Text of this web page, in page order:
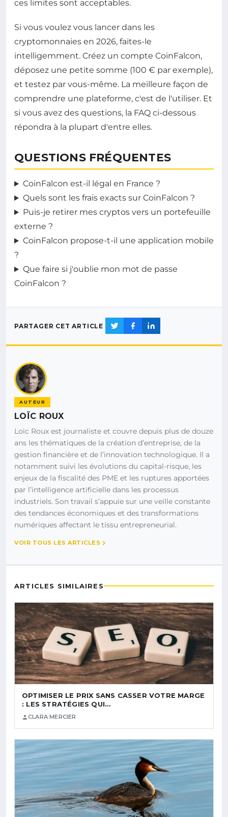
ces limites sont acceptables.
Si vous voulez vous lancer dans les
cryptomonnaies en 2026, faites-le
intelligemment. Créez un compte CoinFalcon,
déposez une petite somme (100 € par exemple),
et testez par vous-même. La meilleure façon de
comprendre une plateforme, c'est de l'utiliser. Et
si vous avez des questions, la FAQ ci-dessous
répondra à la plupart d'entre elles.
QUESTIONS FRÉQUENTES
CoinFalcon est-il légal en France ?
Quels sont les frais exacts sur CoinFalcon ?
Puis-je retirer mes cryptos vers un portefeuille
externe ?
CoinFalcon propose-t-il une application mobile
?
Que faire si j'oublie mon mot de passe
CoinFalcon ?
PARTAGER CET ARTICLE
AUTEUR
LOÏC ROUX
Loïc Roux est journaliste et couvre depuis plus de douze
ans les thématiques de la création d’entreprise, de la
gestion financière et de l’innovation technologique. Il a
notamment suivi les évolutions du capital-risque, les
enjeux de la fiscalité des PME et les ruptures apportées
par l’intelligence artificielle dans les processus
industriels. Son travail s’appuie sur une veille constante
des tendances économiques et des transformations
numériques affectant le tissu entrepreneurial.
VOIR TOUS LES ARTICLES
ARTICLES SIMILAIRES
OPTIMISER LE PRIX SANS CASSER VOTRE MARGE
: LES STRATÉGIES QUI…
CLARA MERCIER